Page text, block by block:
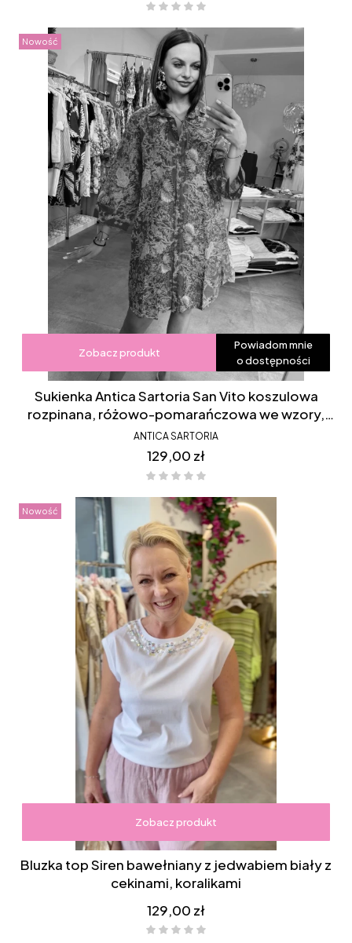
Nowość
Zobacz produkt
Powiadom mnie
o dostępności
Sukienka Antica Sartoria San Vito koszulowa
rozpinana, różowo-pomarańczowa we wzory,
boki krótsze, FC211
ANTICA SARTORIA
Cena
129,00 zł
Nowość
Zobacz produkt
Bluzka top Siren bawełniany z jedwabiem biały z
cekinami, koralikami
Cena
129,00 zł